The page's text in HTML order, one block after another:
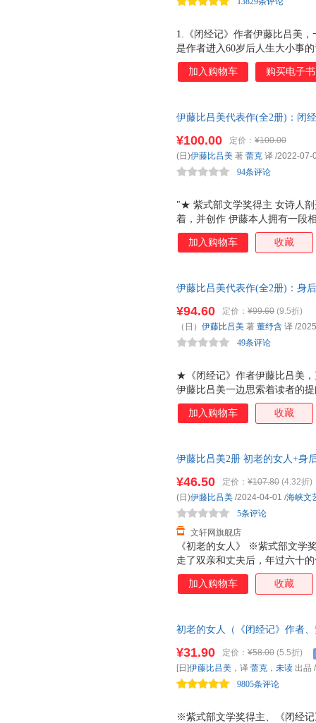
生活
1.《闭经记》作者伊藤比吕美
是作者进入60岁后人生大小事
个人面对的死亡与告别，对抗
舍不得。若身后不留一物地死
也不是那么可怕的事情，你依
但她从未忘记自己是谁，她不
日子有难过之时，自然也会有
丈夫离去、宠物离
加入购物车 购买电子书
伊藤比吕美代表作(全2册)：闭
"★ 紫式部文学奖得主 女诗人
着，并创作 伊藤本人拥有一段
患忧郁症，离过婚，四十多岁
个女儿都在美国，大女儿未婚
上去，赌一把，做过，错过，
老啊！ 伊藤在这本书里写的并
谐生动的笔触枝蔓到生活的角
和生活，是正在或未来
¥100.00 定价： ¥100.00
94条评论
(日)伊藤比吕美 著 蕾克 译 /2022-07-
加入购物车 收藏
伊藤比吕美代表作(全2册)：身
★《闭经记》作者伊藤比吕美
伊藤比吕美一边思索着读者的
用温柔又坚定的口吻，分享了
挣扎与反抗，并给出了带有伊
与衰老 她不断地和各种人或事
斗，一边又珍惜着这千丝万缕
子的约定之作！ 之前我出版《
下次写一本《女
¥94.60 定价： ¥99.60 (9.5折)
49条评论
（日） 伊藤比吕美 著 董纾含 译 /
加入购物车 收藏
伊藤比吕美2册 初老的女人+身
《初老的女人》 ※紫式部文学
走了双亲和丈夫后，年过六十
狗狗开始晚年的独居生活。在
生什么新的故事。※以伊藤式
离中，反复思考生命的意义：
的奇迹。 《身后无遗物》 1.《
衰老的生活战歌。 这本书是作
平易近人的笔调，记
¥46.50 定价： ¥107.80 (4.32折)
文轩网旗舰店
5条评论
(日)伊藤比吕美 /2024-04-01 /海峡文
加入购物车 收藏
初老的女人（《闭经记》作者
者伊藤比吕美新作，记录寂寥
※紫式部文学奖得主、《闭经
¥31.90 定价： ¥58.00 (5.5折)
9805条评论
[日]伊藤比吕美 ，译 蕾克 ， 未读 出品